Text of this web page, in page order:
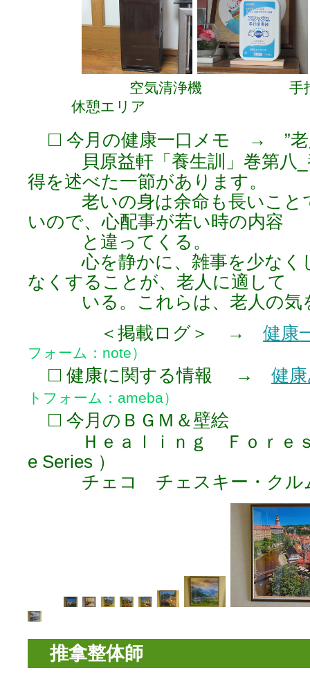
空気清浄機 手指ア
休憩エリア
□ 今月の健康一口メモ → ”老
貝原益軒「養生訓」巻第八_
得を述べた一節があります。
老いの身は余命も長いこと
いので、心配事が若い時の内容
と違ってくる。
心を静かに、雑事を少なく
なくすることが、老人に適して
いる。これらは、老人の気
＜掲載ログ＞ → 健康
フォーム：note）
□ 健康に関する情報 → 健
トフォーム：ameba）
□ 今月のＢＧＭ＆壁絵
Ｈｅａｌｉｎｇ Ｆｏｒｅｓ
e Series ）
チェコ チェスキー・クル
推拿整体師